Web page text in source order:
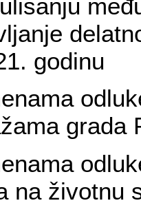
godinu
grada
na životnu